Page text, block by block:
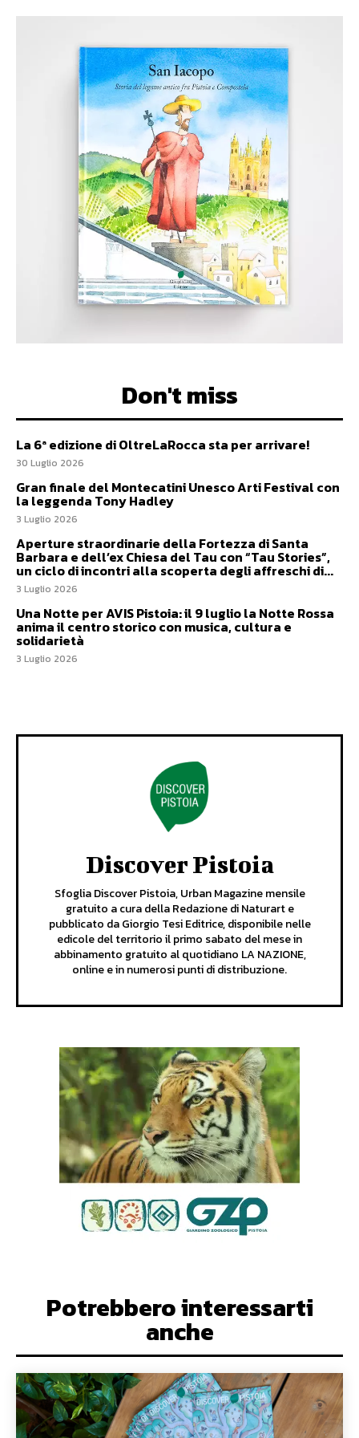
Don't miss
La 6ª edizione di OltreLaRocca sta per arrivare!
30 Luglio 2026
Gran finale del Montecatini Unesco Arti Festival con
la leggenda Tony Hadley
3 Luglio 2026
Aperture straordinarie della Fortezza di Santa
Barbara e dell’ex Chiesa del Tau con “Tau Stories”,
un ciclo di incontri alla scoperta degli affreschi di...
3 Luglio 2026
Una Notte per AVIS Pistoia: il 9 luglio la Notte Rossa
anima il centro storico con musica, cultura e
solidarietà
3 Luglio 2026
Discover Pistoia
Sfoglia Discover Pistoia, Urban Magazine mensile
gratuito a cura della Redazione di Naturart e
pubblicato da Giorgio Tesi Editrice, disponibile nelle
edicole del territorio il primo sabato del mese in
abbinamento gratuito al quotidiano LA NAZIONE,
online e in numerosi punti di distribuzione.
Potrebbero interessarti
anche